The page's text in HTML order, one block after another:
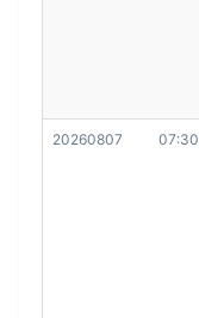
20260807 07:30